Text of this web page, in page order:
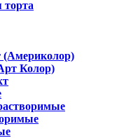
торта
(Америколор)
Колор)